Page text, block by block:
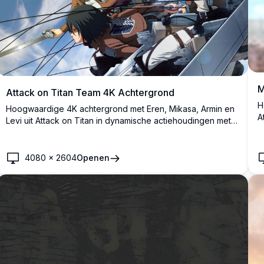
Attack on Titan Team 4K Achtergrond
Hoogwaardige 4K achtergrond met Eren, Mikasa, Armin en
Levi uit Attack on Titan in dynamische actiehoudingen met
dramatische lucht achtergrond, perfect voor desktop
4080 ×2604Openen